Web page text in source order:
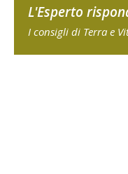
L'Esperto
I consigli di Terra e